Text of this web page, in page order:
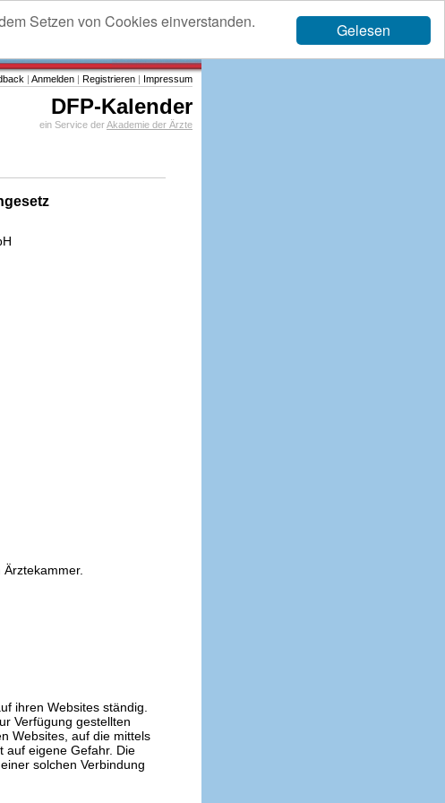
Gelesen
Setzen von Cookies einverstanden.
| Anmelden | Registrieren | Impressum
DFP-Kalender
ein Service derAkademie der Ärzte
ihren Websites ständig.
Verfügung gestellten
Websites, auf die mittels
auf eigene Gefahr. Die
solchen Verbindung